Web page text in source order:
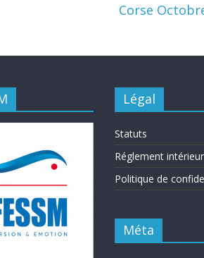
Corse
Légal
Statuts
Réglement intérieur
Politique de
Méta